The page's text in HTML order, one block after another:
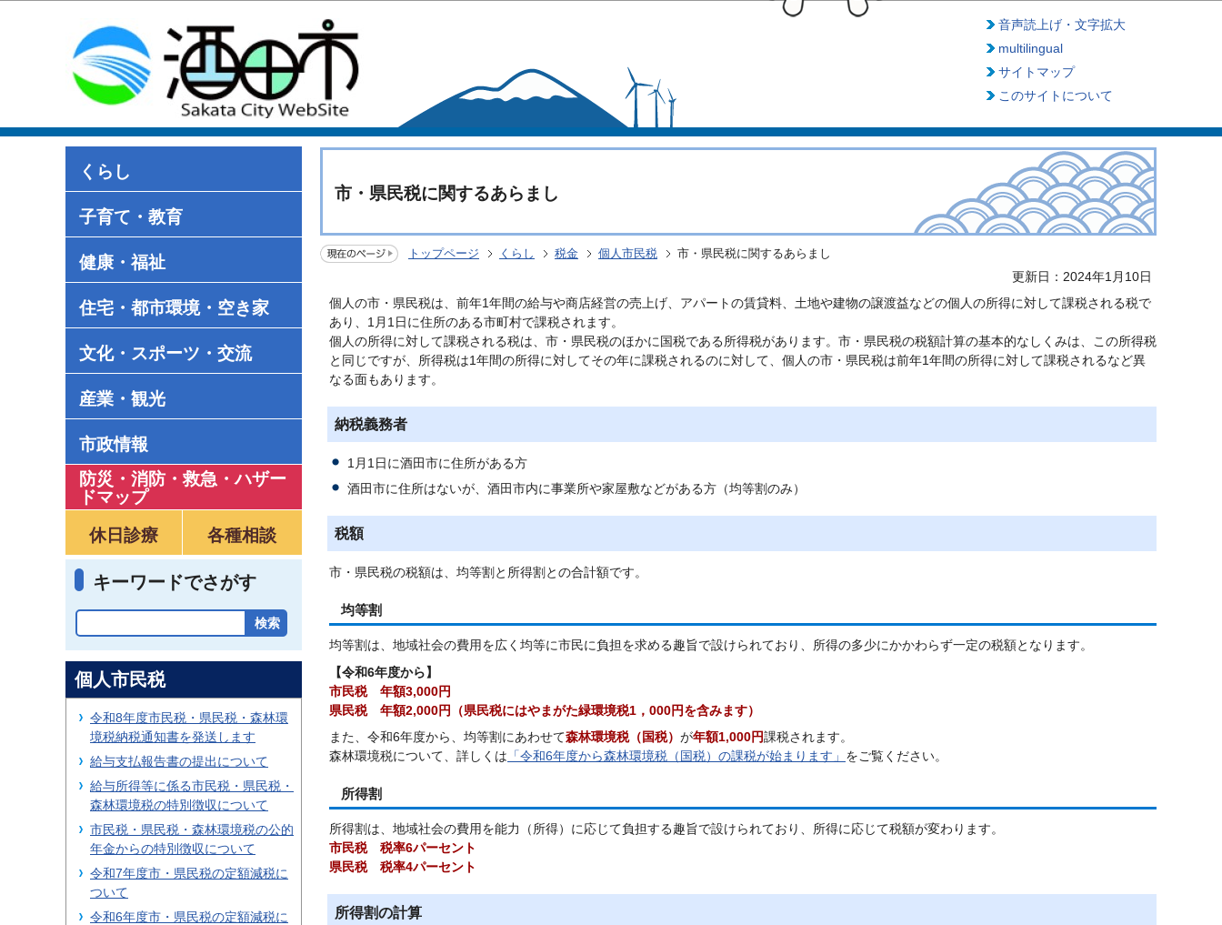
音声読上げ・文字拡大
multilingual
サイトマップ
このサイトについて
くらし
子育て・教育
健康・福祉
住宅・都市環境・空き家
文化・スポーツ・交流
産業・観光
市政情報
防災・消防・救急 ・ハザー
ドマップ
休日診療
各種相談
キーワードでさがす
市・県民税に関するあらまし
トップページ くらし 税金 個人市民税 市・県民税に関するあらまし
更新日：2024年1月10日
個人の市・県民税は、前年1年間の給与や商店経営の売上げ、アパートの賃貸料、土地や建物の譲渡益などの個人の所得に対して課税される税で
あり、1月1日に住所のある市町村で課税されます。
個人の所得に対して課税される税は、市・県民税のほかに国税である所得税があります。市・県民税の税額計算の基本的なしくみは、この所得税
と同じですが、所得税は1年間の所得に対してその年に課税されるのに対して、個人の市・県民税は前年1年間の所得に対して課税されるなど異
なる面もあります。
納税義務者
1月1日に酒田市に住所がある方
酒田市に住所はないが、酒田市内に事業所や家屋敷などがある方（均等割のみ）
税額
市・県民税の税額は、均等割と所得割との合計額です。
均等割
均等割は、地域社会の費用を広く均等に市民に負担を求める趣旨で設けられており、所得の多少にかかわらず一定の税額となります。
【令和6年度から】
市民税 年額3,000円
県民税 年額2,000円（県民税にはやまがた緑環境税1，000円を含みます）
また、令和6年度から、均等割にあわせて森林環境税（国税） が年額1,000円課税されます。
森林環境税について、詳しくは 「令和6年度から森林環境税（国税）の課税が始まります」 をご覧ください。
所得割
所得割は、地域社会の費用を能力（所得）に応じて負担する趣旨で設けられており、所得に応じて税額が変わります。
市民税 税率6パーセント
県民税 税率4パーセント
所得割の計算
個人市民税
令和8年度市民税・県民税・森林環
境税納税通知書を発送します
給与支払報告書の提出について
給与所得等に係る市民税・県民税・
森林環境税の特別徴収について
市民税・県民税・森林環境税の公的
年金からの特別徴収について
令和7年度市・県民税の定額減税に
ついて
令和6年度市・県民税の定額減税に